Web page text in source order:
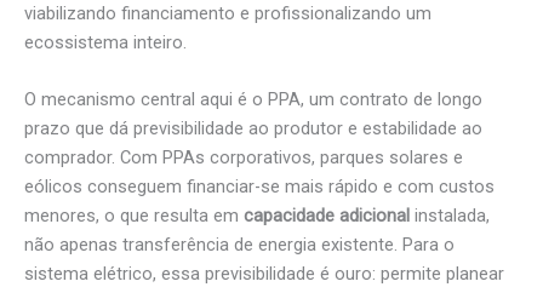
viabilizando financiamento e profissionalizando um
ecossistema inteiro.
O mecanismo central aqui é o PPA, um contrato de longo
prazo que dá previsibilidade ao produtor e estabilidade ao
comprador. Com PPAs corporativos, parques solares e
eólicos conseguem financiar-se mais rápido e com custos
menores, o que resulta em capacidade adicional instalada,
não apenas transferência de energia existente. Para o
sistema elétrico, essa previsibilidade é ouro: permite planear